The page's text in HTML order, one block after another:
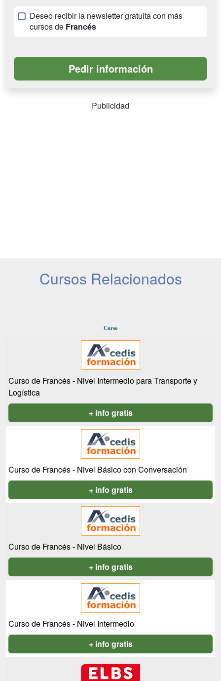
Deseo recibir la newsletter gratuita con más
cursos de Francés
Publicidad
Cursos Relacionados
Curso
Curso de Francés - Nivel Intermedio para Transporte y
Logística
+ info gratis
Curso de Francés - Nivel Básico con Conversación
+ info gratis
Curso de Francés - Nivel Básico
+ info gratis
Curso de Francés - Nivel Intermedio
+ info gratis